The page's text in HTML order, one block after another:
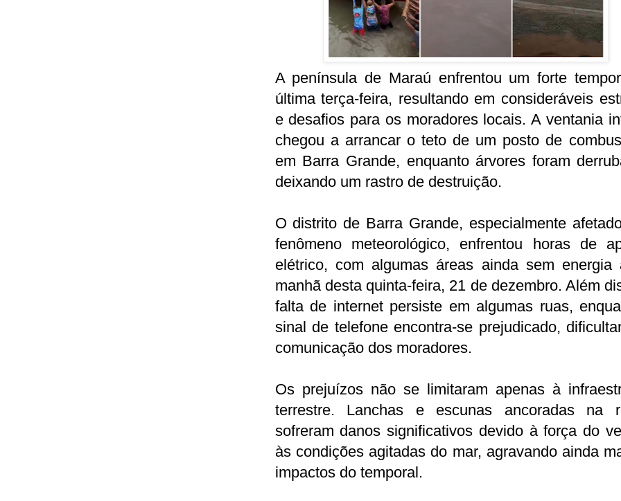
A península de Maraú enfrentou um forte
última terça-feira, resultando em consideráveis
e desafios para os moradores locais. A ventania
chegou a arrancar o teto de um posto de
em Barra Grande, enquanto árvores foram
deixando um rastro de destruição.
O distrito de Barra Grande, especialmente
fenômeno meteorológico, enfrentou horas de
elétrico, com algumas áreas ainda sem energia
manhã desta quinta-feira, 21 de dezembro. Além
falta de internet persiste em algumas ruas,
sinal de telefone encontra-se prejudicado,
comunicação dos moradores.
Os prejuízos não se limitaram apenas à
terrestre. Lanchas e escunas ancoradas na
sofreram danos significativos devido à força do
às condições agitadas do mar, agravando ainda
impactos do temporal.